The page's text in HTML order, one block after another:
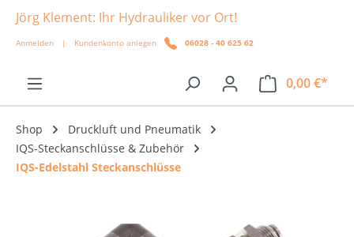
springen
Jörg Klement: Ihr Hydrauliker vor Ort!
Anmelden | Kundenkonto anlegen 06028 - 40 625 62
0,00 €*
Shop
Druckluft und Pneumatik
IQS-Steckanschlüsse & Zubehör
IQS-Edelstahl Steckanschlüsse